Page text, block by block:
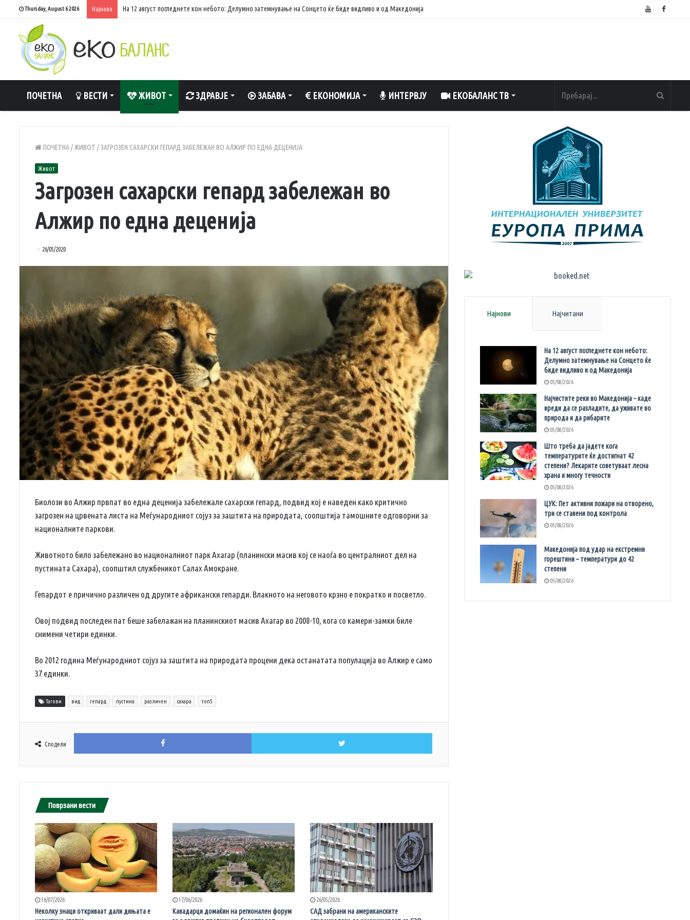
Thursday, August 6 2026 Најново На 12 август погледнете кон небото: Делумно затемнување на Сонцето ќе биде видливо и од Македонија
ПОЧЕТНА ВЕСТИ ЖИВОТ ЗДРАВЈЕ ЗАБАВА ЕКОНОМИЈА ИНТЕРВЈУ ЕКОБАЛАНС ТВ
ПОЧЕТНА/ЖИВОТ /ЗАГРОЗЕН САХАРСКИ ГЕПАРД ЗАБЕЛЕЖАН ВО АЛЖИР ПО ЕДНА ДЕЦЕНИЈА
Живот
Загрозен сахарски гепард забележан во
Алжир по една деценија
26/05/2020
Биолози во Алжир првпат во една деценија забележале сахарски гепард, подвид кој е наведен како критично
загрозен на црвената листа на Меѓународниот сојуз за заштита на природата, соопштија тамошните одговорни за
националните паркови.
Животното било забележано во националниот парк Ахагар (планински масив кој се наоѓа во централниот дел на
пустината Сахара), соопштил службеникот Салах Амокране.
Гепардот е причично различен од другите африкански гепарди. Влакното на неговото крзно е пократко и посветло.
Овој подвид последен пат беше забелажан на планинскиот масив Ахагар во 2008-10, кога со камери-замки биле
снимени четири единки.
Во 2012 година Меѓународниот сојуз за заштита на природата процени дека останатата популација во Алжир е само
37 единки.
Тагови вид гепард пустина различен сахара топ5
Сподели
Facebook Twitter
Поврзани вести
16/07/2026
Неколку знаци откриваат дали дињата е
17/06/2026
Кавадарци домаќин на регионален форум
26/05/2026
САД забрани на американските
Најнови Најчитани
На 12 август погледнете кон небото:
Делумно затемнување на Сонцето ќе
биде видливо и од Македонија
05/08/2026
Најчистите реки во Македонија – каде
вреди да се разладите, да уживате во
природа и да рибарите
05/08/2026
Што треба да јадете кога
температурите ќе достигнат 42
степени? Лекарите советуваат лесна
храна и многу течности
05/08/2026
ЦУК: Пет активни пожари на отворено,
три се ставени под контрола
05/08/2026
Македонија под удар на екстремни
горештини – температури до 42
степени
05/08/2026